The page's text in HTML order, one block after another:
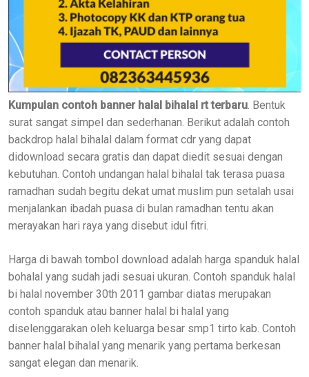
Kumpulan contoh banner halal bihalal rt terbaru. Bentuk
surat sangat simpel dan sederhanan. Berikut adalah contoh
backdrop halal bihalal dalam format cdr yang dapat
didownload secara gratis dan dapat diedit sesuai dengan
kebutuhan. Contoh undangan halal bihalal tak terasa puasa
ramadhan sudah begitu dekat umat muslim pun setalah usai
menjalankan ibadah puasa di bulan ramadhan tentu akan
merayakan hari raya yang disebut idul fitri.
Harga di bawah tombol download adalah harga spanduk halal
bohalal yang sudah jadi sesuai ukuran. Contoh spanduk halal
bi halal november 30th 2011 gambar diatas merupakan
contoh spanduk atau banner halal bi halal yang
diselenggarakan oleh keluarga besar smp1 tirto kab. Contoh
banner halal bihalal yang menarik yang pertama berkesan
sangat elegan dan menarik.